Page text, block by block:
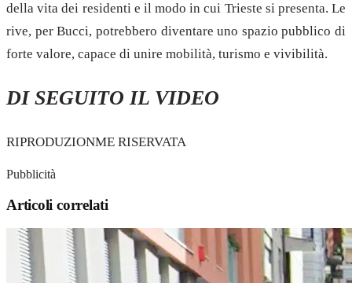
della vita dei residenti e il modo in cui Trieste si presenta. Le
rive, per Bucci, potrebbero diventare uno spazio pubblico di
forte valore, capace di unire mobilità, turismo e vivibilità.
DI SEGUITO IL VIDEO
RIPRODUZIONME RISERVATA
Pubblicità
Articoli correlati